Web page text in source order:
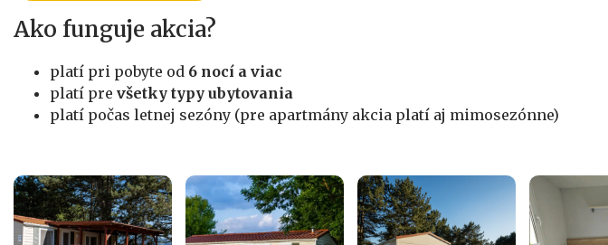
Ako funguje akcia?
platí pri pobyte od 6 nocí a viac
platí pre všetky typy ubytovania
platí počas letnej sezóny (pre apartmány akcia platí aj mimosezónne)